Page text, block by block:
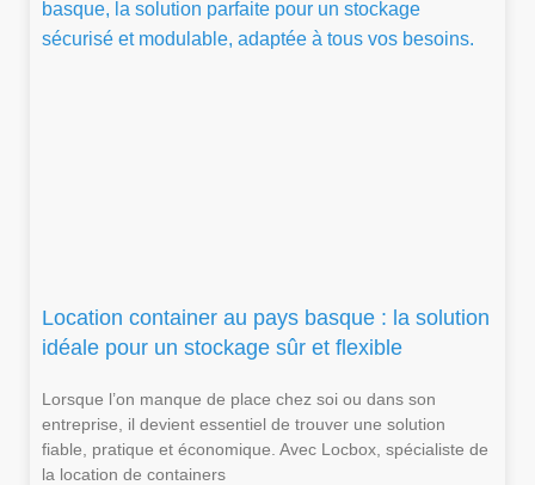
Location container au pays basque : la solution
idéale pour un stockage sûr et flexible
Lorsque l’on manque de place chez soi ou dans son
entreprise, il devient essentiel de trouver une solution
fiable, pratique et économique. Avec Locbox, spécialiste de
la location de containers